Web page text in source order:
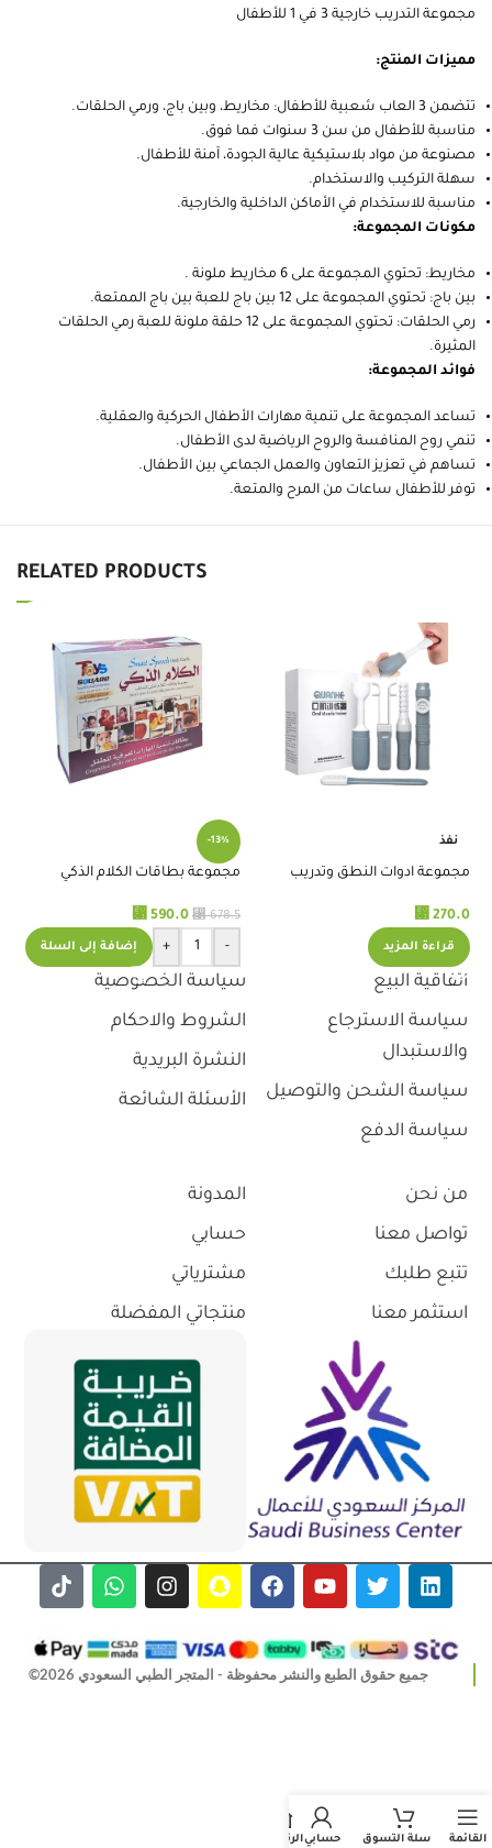
مجموعة التدريب خارجية 3 في 1 للأطفال
مميزات المنتج:
تتضمن 3 العاب شعبية للأطفال: مخاريط، وبين باج، ورمي الحلقات.
مناسبة للأطفال من سن 3 سنوات فما فوق.
مصنوعة من مواد بلاستيكية عالية الجودة، آمنة للأطفال.
سهلة التركيب والاستخدام.
مناسبة للاستخدام في الأماكن الداخلية والخارجية.
مكونات المجموعة:
مخاريط: تحتوي المجموعة على 6 مخاريط ملونة .
بين باج: تحتوي المجموعة على 12 بين باج للعبة بين باج الممتعة.
رمي الحلقات: تحتوي المجموعة على 12 حلقة ملونة للعبة رمي الحلقات
المثيرة.
فوائد المجموعة:
تساعد المجموعة على تنمية مهارات الأطفال الحركية والعقلية.
تنمي روح المنافسة والروح الرياضية لدى الأطفال.
تساهم في تعزيز التعاون والعمل الجماعي بين الأطفال.
توفر للأطفال ساعات من المرح والمتعة.
RELATED PRODUCTS
نفذ
مجموعة ادوات النطق وتدريب
⃁ 270.0
قراءة المزيد
-13%
مجموعة بطاقات الكلام الذكي
⃁678.5
⃁ 590.0
-
+ إضافة إلى السلة
اتفاقية البيع
سياسة الاسترجاع
والاستبدال
سياسة الشحن والتوصيل
سياسة الدفع
سياسة الخصوصية
الشروط والاحكام
النشرة البريدية
الأسئلة الشائعة
من نحن
تواصل معنا
تتبع طلبك
استثمر معنا
المدونة
حسابي
مشترياتي
منتجاتي المفضلة
جميع حقوق الطبع والنشر محفوظة - المتجر الطبي السعودي 2026©
القائمة سلة التسوق حسابيالرئيسية